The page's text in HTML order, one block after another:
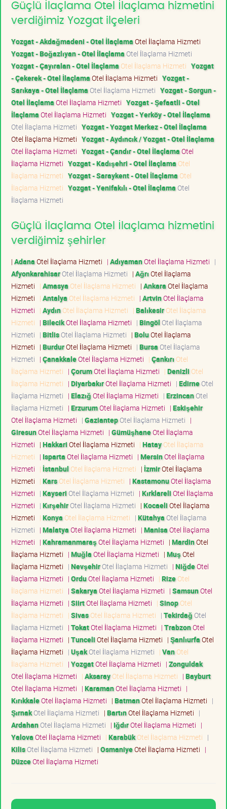
Güçlü İlaçlama Otel İlaçlama hizmetini
verdiğimiz Yozgat ilçeleri
Yozgat - Akdağmadeni - Otel İlaçlamaOtel İlaçlama Hizmeti
Yozgat - Boğazlıyan - Otel İlaçlama Otel İlaçlama Hizmeti
Yozgat - Çayıralan - Otel İlaçlama Otel İlaçlama Hizmeti Yozgat
- Çekerek - Otel İlaçlamaOtel İlaçlama Hizmeti Yozgat -
Sarıkaya - Otel İlaçlama Otel İlaçlama Hizmeti Yozgat - Sorgun -
Otel İlaçlamaOtel İlaçlama Hizmeti Yozgat - Şefaatli - Otel
İlaçlamaOtel İlaçlama Hizmeti Yozgat - Yerköy - Otel İlaçlama
Otel İlaçlama Hizmeti Yozgat - Yozgat Merkez - Otel İlaçlama
Otel İlaçlama Hizmeti Yozgat - Aydıncık / Yozgat - Otel İlaçlama
Otel İlaçlama Hizmeti Yozgat - Çandır - Otel İlaçlamaOtel
İlaçlama Hizmeti Yozgat - Kadışehri - Otel İlaçlama Otel
İlaçlama Hizmeti Yozgat - Saraykent - Otel İlaçlama Otel
İlaçlama Hizmeti Yozgat - Yenifakılı - Otel İlaçlama Otel
İlaçlama Hizmeti
Güçlü İlaçlama Otel İlaçlama hizmetini
verdiğimiz şehirler
| AdanaOtel İlaçlama Hizmeti | AdıyamanOtel İlaçlama Hizmeti |
AfyonkarahisarOtel İlaçlama Hizmeti | AğrıOtel İlaçlama
Hizmeti | Amasya Otel İlaçlama Hizmeti | AnkaraOtel İlaçlama
Hizmeti | Antalya Otel İlaçlama Hizmeti | ArtvinOtel İlaçlama
Hizmeti | AydınOtel İlaçlama Hizmeti | BalıkesirOtel İlaçlama
Hizmeti | BilecikOtel İlaçlama Hizmeti | Bingöl Otel İlaçlama
Hizmeti | BitlisOtel İlaçlama Hizmeti | BoluOtel İlaçlama
Hizmeti | BurdurOtel İlaçlama Hizmeti | Bursa Otel İlaçlama
Hizmeti | ÇanakkaleOtel İlaçlama Hizmeti | Çankırı Otel
İlaçlama Hizmeti | ÇorumOtel İlaçlama Hizmeti | Denizli Otel
İlaçlama Hizmeti | DiyarbakırOtel İlaçlama Hizmeti | EdirneOtel
İlaçlama Hizmeti | ElazığOtel İlaçlama Hizmeti | ErzincanOtel
İlaçlama Hizmeti | ErzurumOtel İlaçlama Hizmeti | Eskişehir
Otel İlaçlama Hizmeti | GaziantepOtel İlaçlama Hizmeti |
GiresunOtel İlaçlama Hizmeti | GümüşhaneOtel İlaçlama
Hizmeti | HakkariOtel İlaçlama Hizmeti | HatayOtel İlaçlama
Hizmeti | IspartaOtel İlaçlama Hizmeti | MersinOtel İlaçlama
Hizmeti | İstanbul Otel İlaçlama Hizmeti | İzmirOtel İlaçlama
Hizmeti | KarsOtel İlaçlama Hizmeti | KastamonuOtel İlaçlama
Hizmeti | Kayseri Otel İlaçlama Hizmeti | KırklareliOtel İlaçlama
Hizmeti | KırşehirOtel İlaçlama Hizmeti | KocaeliOtel İlaçlama
Hizmeti | Konya Otel İlaçlama Hizmeti | Kütahya Otel İlaçlama
Hizmeti | MalatyaOtel İlaçlama Hizmeti | ManisaOtel İlaçlama
Hizmeti | KahramanmaraşOtel İlaçlama Hizmeti | MardinOtel
İlaçlama Hizmeti | MuğlaOtel İlaçlama Hizmeti | MuşOtel
İlaçlama Hizmeti | NevşehirOtel İlaçlama Hizmeti | NiğdeOtel
İlaçlama Hizmeti | OrduOtel İlaçlama Hizmeti | RizeOtel
İlaçlama Hizmeti | SakaryaOtel İlaçlama Hizmeti | SamsunOtel
İlaçlama Hizmeti | SiirtOtel İlaçlama Hizmeti | SinopOtel
İlaçlama Hizmeti | SivasOtel İlaçlama Hizmeti | Tekirdağ Otel
İlaçlama Hizmeti | TokatOtel İlaçlama Hizmeti | TrabzonOtel
İlaçlama Hizmeti | TunceliOtel İlaçlama Hizmeti | ŞanlıurfaOtel
İlaçlama Hizmeti | UşakOtel İlaçlama Hizmeti | VanOtel
İlaçlama Hizmeti | YozgatOtel İlaçlama Hizmeti | Zonguldak
Otel İlaçlama Hizmeti | AksarayOtel İlaçlama Hizmeti | Bayburt
Otel İlaçlama Hizmeti | KaramanOtel İlaçlama Hizmeti |
KırıkkaleOtel İlaçlama Hizmeti | BatmanOtel İlaçlama Hizmeti |
ŞırnakOtel İlaçlama Hizmeti | BartınOtel İlaçlama Hizmeti |
ArdahanOtel İlaçlama Hizmeti | IğdırOtel İlaçlama Hizmeti |
YalovaOtel İlaçlama Hizmeti | KarabükOtel İlaçlama Hizmeti |
KilisOtel İlaçlama Hizmeti | OsmaniyeOtel İlaçlama Hizmeti |
DüzceOtel İlaçlama Hizmeti